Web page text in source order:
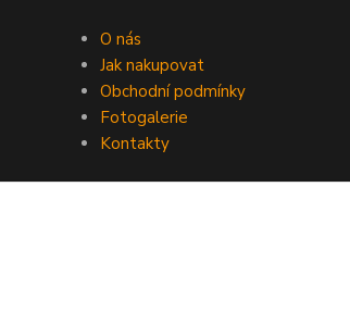
O nás
Jak nakupovat
Obchodní podmínky
Fotogalerie
Kontakty